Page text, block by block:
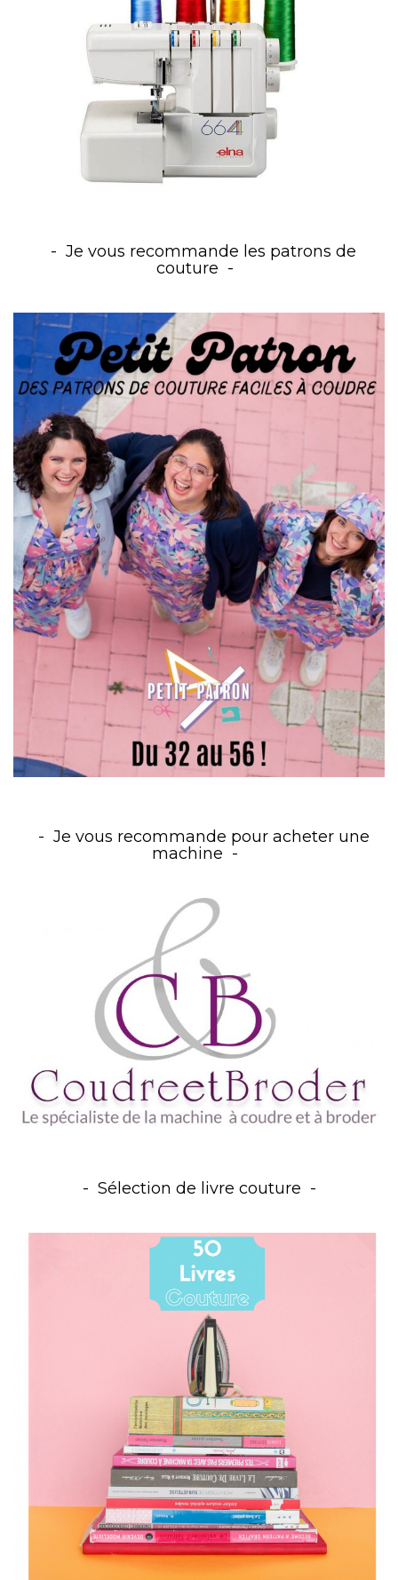
Je vous recommande les patrons de
couture
Je vous recommande pour acheter une
machine
Sélection de livre couture